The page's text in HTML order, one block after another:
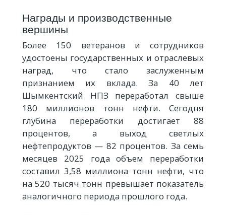
Награды и производственные
вершины
Более 150 ветеранов и сотрудников
удостоены государственных и отраслевых
наград, что стало заслуженным
признанием их вклада. За 40 лет
Шымкентский НПЗ переработал свыше
180 миллионов тонн нефти. Сегодня
глубина переработки достигает 88
процентов, а выход светлых
нефтепродуктов — 82 процентов. За семь
месяцев 2025 года объем переработки
составил 3,58 миллиона тонн нефти, что
на 520 тысяч тонн превышает показатель
аналогичного периода прошлого года.